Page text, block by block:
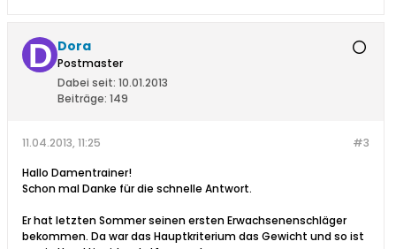
Dora
Postmaster
Dabei seit: 10.01.2013
Beiträge: 149
#3
11.04.2013, 11:25
Hallo Damentrainer!
Schon mal Danke für die schnelle Antwort.
Er hat letzten Sommer seinen ersten Erwachsenenschläger
bekommen. Da war das Hauptkriterium das Gewicht und so ist